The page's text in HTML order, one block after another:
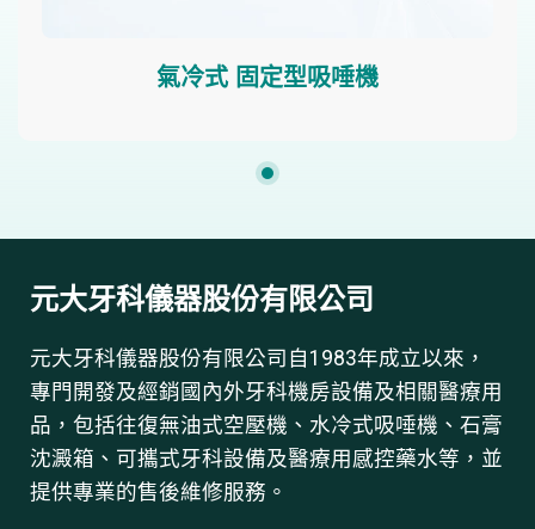
氣冷式 固定型吸唾機
元大牙科儀器股份有限公司
元大牙科儀器股份有限公司自1983年成立以來，
專門開發及經銷國內外牙科機房設備及相關醫療用
品，包括往復無油式空壓機、水冷式吸唾機、石膏
沈澱箱、可攜式牙科設備及醫療用感控藥水等，並
提供專業的售後維修服務。